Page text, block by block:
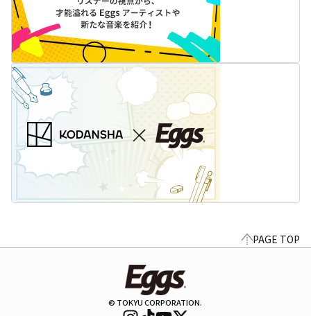
PAGE TOP
© TOKYU CORPORATION.